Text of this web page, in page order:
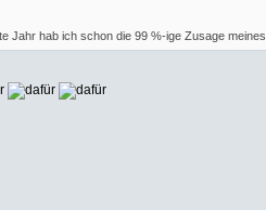
Jahr hab ich schon die 99 %-ige Zusage